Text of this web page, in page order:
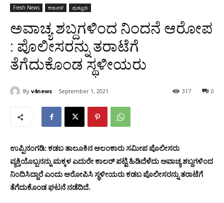
Fresh News ಕರಾವಳಿ ಪುತ್ತೂರು
ಅವಾಚ್ಯ ಶಬ್ದಗಳಿಂದ ನಿಂದನೆ ಆರೋಪ
: ಪೊಲೀಸರನ್ನು ತರಾಟೆಗೆ
ತೆಗೆದುಕೊಂಡ ಸ್ಥಳೀಯರು
By v4news September 1, 2021 0
317
ಉಪ್ಪಿನಂಗಡಿ: ಕಡಬ ತಾಲೂಕಿನ ಆಲಂಕಾರು ಸಮೀಪ ಪೊಲೀಸರು
ವ್ಯಕ್ತಿಯೊಬ್ಬನನ್ನು ಮಕ್ಕಳ ಎದುರೇ ಕಾಲರ್ ಪಟ್ಟಿ ಹಿಡಿದೆಳೆದು ಅವಾಚ್ಯ ಶಬ್ದಗಳಿಂದ
ನಿಂದಿಸಿದ್ದಾರೆ ಎಂದು ಆರೋಪಿಸಿ ಸ್ಥಳೀಯರು ಕಡಬ ಪೊಲೀಸರನ್ನು ತರಾಟೆಗೆ
ತೆಗೆದುಕೊಂಡ ಘಟನೆ ನಡೆದಿದೆ.